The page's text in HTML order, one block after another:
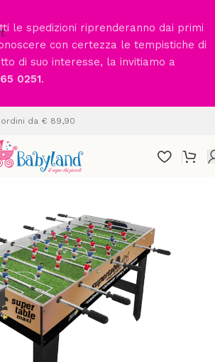
le spedizioni riprenderanno dai primi
con certezza le tempistiche di
di suo interesse, la invitiamo a
0251.
da € 89,90